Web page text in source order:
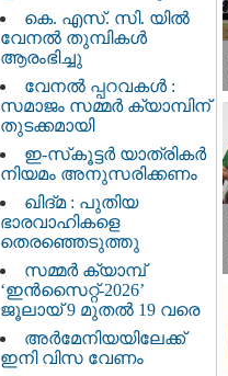
കെ. എസ്. സി. യിൽ
വേനൽ തുമ്പികൾ
ആരംഭിച്ചു
വേനൽ പ്പറവകൾ :
സമാജം സമ്മർ ക്യാമ്പിന്
തുടക്കമായി
ഇ-സ്‌കൂട്ടർ യാത്രികർ
നിയമം അനുസരിക്കണം
ഖിദ്മ : പുതിയ
ഭാരവാഹികളെ
തെരഞ്ഞെടുത്തു
സമ്മർ ക്യാമ്പ്
‘ഇൻസൈറ്റ്-2026’
ജൂലായ് 9 മുതൽ 19 വരെ
അർമേനിയയിലേക്ക്
ഇനി വിസ വേണം